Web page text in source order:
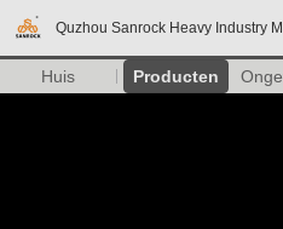
Quzhou Sanrock Heavy Industry
Huis Producten